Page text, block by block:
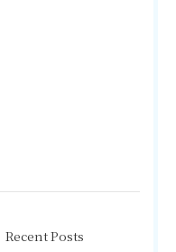
Recent Posts